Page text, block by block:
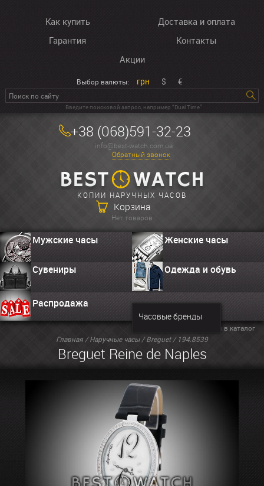
Как купить
Доставка и оплата
Гарантия
Контакты
Акции
Выбор валюты: грн $ €
Введите поисковой запрос, например “Dual Time”
+38 (068)591-32-23
info@best-watch.com.ua
Обратный звонок
КОПИИ НАРУЧНЫХ ЧАСОВ
Корзина
Нет товаров
Мужские часы Женские часы
Сувениры Одежда и обувь
Распродажа
Часовые бренды
Главная /Наручные часы/Breguet/ 194.8539
Breguet Reine de Naples
Вернуться в каталог